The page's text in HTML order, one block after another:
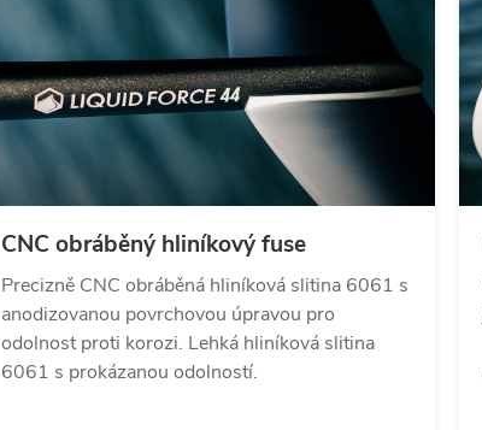
CNC obráběný hliníkový fuse
Precizně CNC obráběná hliníková slitina 6061 s
anodizovanou povrchovou úpravou pro
odolnost proti korozi. Lehká hliníková slitina
6061 s prokázanou odolností.